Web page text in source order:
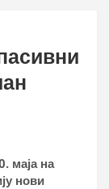
маја на
нови